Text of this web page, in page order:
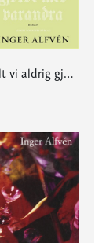
Allt vi aldrig gjorde med varandra